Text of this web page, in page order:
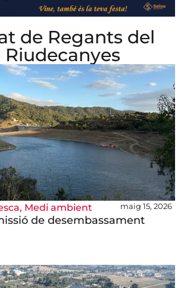
de Regants del
Riudecanyes
, Medi ambient maig 15, 2026
de desembassament